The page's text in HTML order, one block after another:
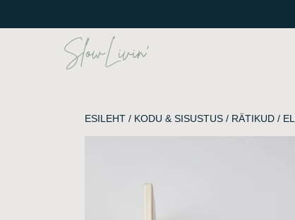
to
ESILEHT / KODU & SISUSTUS / RÄTIKUD /